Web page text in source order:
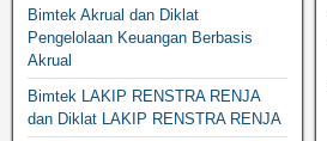
Bimtek Akrual dan Diklat
Pengelolaan Keuangan Berbasis
Akrual
Bimtek LAKIP RENSTRA RENJA
dan Diklat LAKIP RENSTRA RENJA